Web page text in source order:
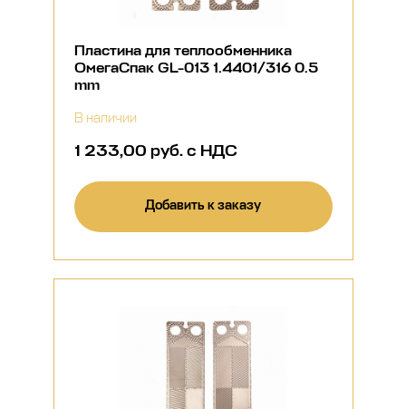
Пластина для теплообменника
ОмегаСпак GL-013 1.4401/316 0.5
mm
В наличии
1 233,00 руб. с НДС
Добавить к заказу